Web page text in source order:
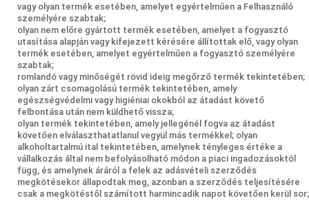
vagy olyan termék esetében, amelyet egyértelműen a Felhasználó
személyére szabtak;
olyan nem előre gyártott termék esetében, amelyet a fogyasztó
utasítása alapján vagy kifejezett kérésére állítottak elő, vagy olyan
termék esetében, amelyet egyértelműen a fogyasztó személyére
szabtak;
romlandó vagy minőségét rövid ideig megőrző termék tekintetében;
olyan zárt csomagolású termék tekintetében, amely
egészségvédelmi vagy higiéniai okokból az átadást követő
felbontása után nem küldhető vissza;
olyan termék tekintetében, amely jellegénél fogva az átadást
követően elválaszthatatlanul vegyül más termékkel; olyan
alkoholtartalmú ital tekintetében, amelynek tényleges értéke a
vállalkozás által nem befolyásolható módon a piaci ingadozásoktól
függ, és amelynek áráról a felek az adásvételi szerződés
megkötésekor állapodtak meg, azonban a szerződés teljesítésére
csak a megkötéstől számított harmincadik napot követően kerül sor;